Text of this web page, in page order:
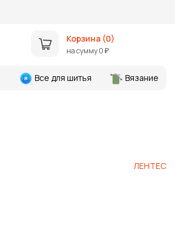
Корзина (0)
на сумму0 ₽
Все для шитья Вязание
ЛЕНТЕС